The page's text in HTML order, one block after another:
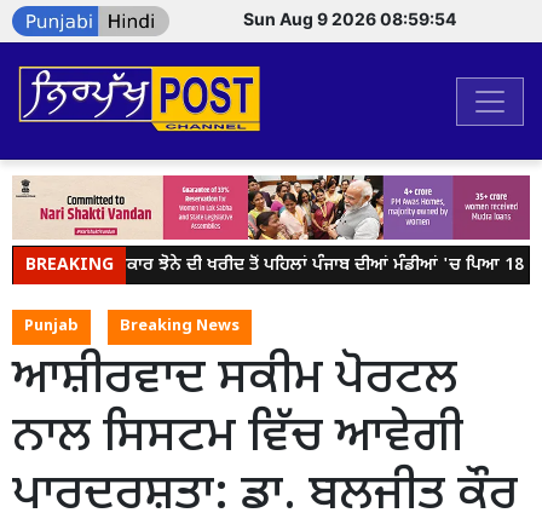
Sun Aug 9 2026 08:59:54
BREAKING
ਕੇਂਦਰ ਸਰਕਾਰ ਝੋਨੇ ਦੀ ਖਰੀਦ ਤੋਂ ਪਹਿਲਾਂ ਪੰਜਾਬ ਦੀਆਂ ਮੰਡੀਆਂ 'ਚ ਪਿਆ 18 ਲੱਖ
Punjab Breaking News
ਆਸ਼ੀਰਵਾਦ ਸਕੀਮ ਪੋਰਟਲ
ਨਾਲ ਸਿਸਟਮ ਵਿੱਚ ਆਵੇਗੀ
ਪਾਰਦਰਸ਼ਤਾ: ਡਾ. ਬਲਜੀਤ ਕੌਰ